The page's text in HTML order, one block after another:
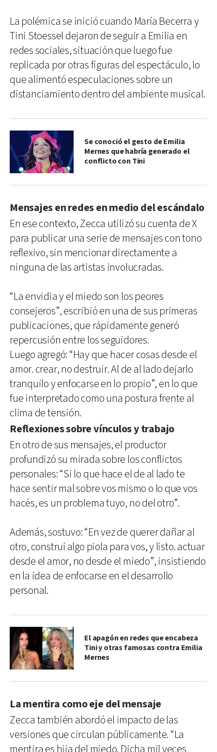
La polémica se inició cuando María Becerra y
Tini Stoessel dejaron de seguir a Emilia en
redes sociales, situación que luego fue
replicada por otras figuras del espectáculo, lo
que alimentó especulaciones sobre un
distanciamiento dentro del ambiente musical.
Se conoció el gesto de Emilia
Mernes que habría generado el
conflicto con Tini
Mensajes en redes en medio del escándalo
En ese contexto, Zecca utilizó su cuenta de X
para publicar una serie de mensajes con tono
reflexivo, sin mencionar directamente a
ninguna de las artistas involucradas.
“La envidia y el miedo son los peores
consejeros”, escribió en una de sus primeras
publicaciones, que rápidamente generó
repercusión entre los seguidores.
Luego agregó: “Hay que hacer cosas desde el
amor. crear, no destruir. Al de al lado dejarlo
tranquilo y enfocarse en lo propio”, en lo que
fue interpretado como una postura frente al
clima de tensión.
Reflexiones sobre vínculos y trabajo
En otro de sus mensajes, el productor
profundizó su mirada sobre los conflictos
personales: “Si lo que hace el de al lado te
hace sentir mal sobre vos mismo o lo que vos
hacés, es un problema tuyo, no del otro”.
Además, sostuvo: “En vez de querer dañar al
otro, construí algo piola para vos, y listo. actuar
desde el amor, no desde el miedo”, insistiendo
en la idea de enfocarse en el desarrollo
personal.
El apagón en redes que encabeza
Tini y otras famosas contra Emilia
Mernes
La mentira como eje del mensaje
Zecca también abordó el impacto de las
versiones que circulan públicamente. “La
mentira es hija del miedo. Dicha mil veces